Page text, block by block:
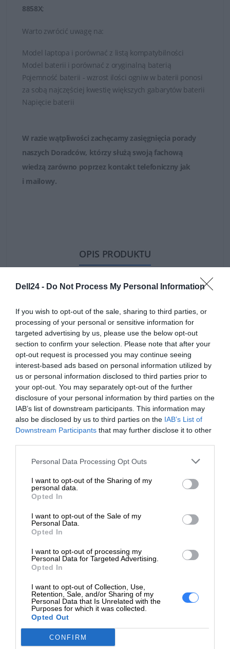
Dell24 - Do Not Process My Personal Information
If you wish to opt-out of the sale, sharing to third parties, or
processing of your personal or sensitive information for
targeted advertising by us, please use the below opt-out
section to confirm your selection. Please note that after your
opt-out request is processed you may continue seeing
interest-based ads based on personal information utilized by
us or personal information disclosed to third parties prior to
your opt-out. You may separately opt-out of the further
disclosure of your personal information by third parties on the
IAB’s list of downstream participants. This information may
also be disclosed by us to third parties on the IAB’s List of
Downstream Participants that may further disclose it to other
Personal Data Processing Opt Outs
I want to opt-out of the Sharing of my
personal data.
Opted In
I want to opt-out of the Sale of my
Personal Data.
Opted In
I want to opt-out of processing my
Personal Data for Targeted Advertising.
Opted In
I want to opt-out of Collection, Use,
Retention, Sale, and/or Sharing of my
Personal Data that Is Unrelated with the
Purposes for which it was collected.
Opted Out
CONFIRM
8858X;
Warto zwrócić uwagę na:
Model laptopa i porównać z listą kompatybilności
Model baterii i porównać z oryginalną baterią
Pojemność baterii - wzrost ilości ogniw w baterii ponosi
za sobą najczęściej kwestię większych gabarytów baterii
Napięcie baterii
W razie wątpliwości zachęcamy zasięgnięcia porady
naszych Doradców, którzy służą swoją fachową
wiedzą zarówno poprzez kontakt telefoniczny jak
i mailowy.
OPIS PRODUKTU
SPECYFIKACJA
Specyfikacja produktu
Nazwa: Dell 51Wh 4-cell DD9VF
Napięcie: 7.6V
Liczba ogniw
: 4
Wymiary: (w zależności od producenta, warto
sprawdzić przed zakupem)
Waga: (wartość niepodana, sprawdzić na etykiecie
produktu)
Kompatybilne numery
części
DD9VF
X1W0D
00FDRT
P103G002
X1W0D
52TWH